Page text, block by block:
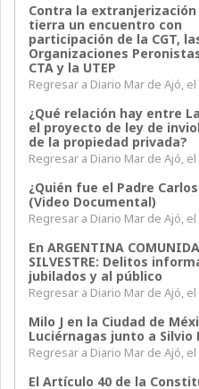
Contra la extranjerización
tierra un encuentro con
participación de la CGT,
Organizaciones
CTA y la UTEP
Regresar a Diario Mar de Ajó,
¿Qué relación hay entre
el proyecto de ley de
de la propiedad privada?
Regresar a Diario Mar de Ajó,
¿Quién fue el Padre
(Video Documental)
Regresar a Diario Mar de Ajó,
En ARGENTINA
SILVESTRE: Delitos
jubilados y al público
Regresar a Diario Mar de Ajó,
Milo J en la Ciudad de
Luciérnagas junto a Silvio
Regresar a Diario Mar de Ajó,
El Artículo 40 de la